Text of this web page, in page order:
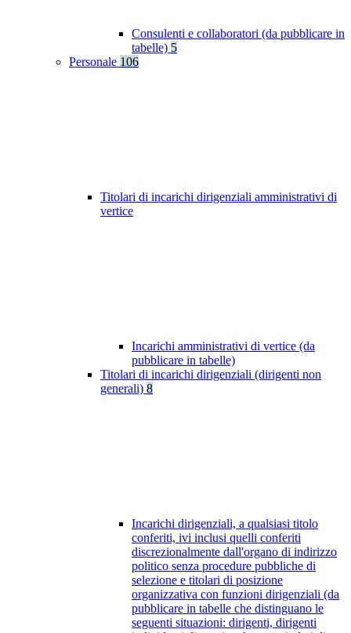
Consulenti e collaboratori (da pubblicare in
tabelle) 5
Personale 106
Titolari di incarichi dirigenziali amministrativi di
vertice
Incarichi amministrativi di vertice (da
pubblicare in tabelle)
Titolari di incarichi dirigenziali (dirigenti non
generali) 8
Incarichi dirigenziali, a qualsiasi titolo
conferiti, ivi inclusi quelli conferiti
discrezionalmente dall'organo di indirizzo
politico senza procedure pubbliche di
selezione e titolari di posizione
organizzativa con funzioni dirigenziali (da
pubblicare in tabelle che distinguano le
seguenti situazioni: dirigenti, dirigenti